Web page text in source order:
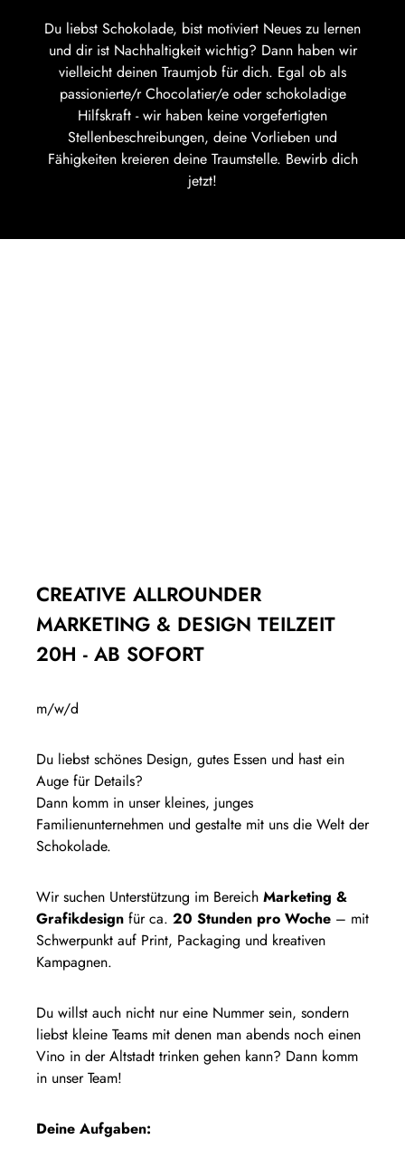
Du liebst Schokolade, bist motiviert Neues zu lernen
und dir ist Nachhaltigkeit wichtig? Dann haben wir
vielleicht deinen Traumjob für dich. Egal ob als
passionierte/r Chocolatier/e oder schokoladige
Hilfskraft - wir haben keine vorgefertigten
Stellenbeschreibungen, deine Vorlieben und
Fähigkeiten kreieren deine Traumstelle. Bewirb dich
jetzt!
CREATIVE ALLROUNDER
MARKETING & DESIGN TEILZEIT
20H - AB SOFORT
m/w/d
Du liebst schönes Design, gutes Essen und hast ein
Auge für Details?
Dann komm in unser kleines, junges
Familienunternehmen und gestalte mit uns die Welt der
Schokolade.
Wir suchen Unterstützung im Bereich Marketing &
Grafikdesign für ca. 20 Stunden pro Woche – mit
Schwerpunkt auf Print, Packaging und kreativen
Kampagnen.
Du willst auch nicht nur eine Nummer sein, sondern
liebst kleine Teams mit denen man abends noch einen
Vino in der Altstadt trinken gehen kann? Dann komm
in unser Team!
Deine Aufgaben: